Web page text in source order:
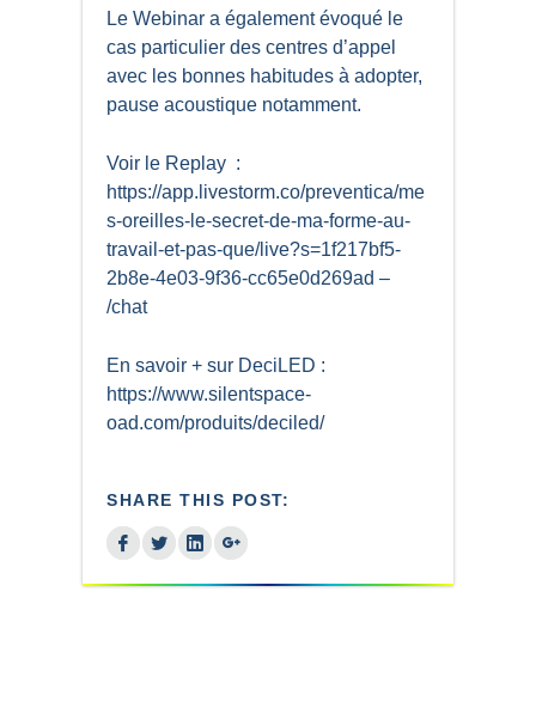
Le Webinar a également évoqué le
cas particulier des centres d’appel
avec les bonnes habitudes à adopter,
pause acoustique notamment.
Voir le Replay :
https://app.livestorm.co/preventica/me
s-oreilles-le-secret-de-ma-forme-au-
travail-et-pas-que/live?s=1f217bf5-
2b8e-4e03-9f36-cc65e0d269ad –
/chat
En savoir + sur DeciLED :
https://www.silentspace-
oad.com/produits/deciled/
SHARE THIS POST: